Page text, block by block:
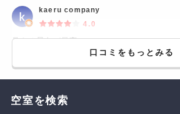
kaeru company
4.0
見える景色が最高！
口コミをもっとみる
空室を検索